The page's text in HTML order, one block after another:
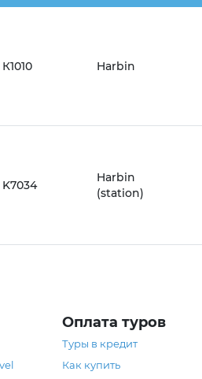
К1010 Harbin
K7034
Harbin
(station)
Оплата туров
Туры в кредит
Как купить